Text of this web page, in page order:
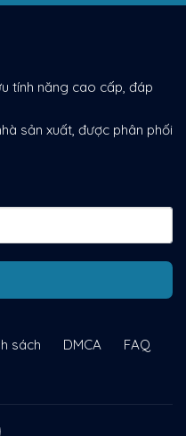
tính năng cao cấp, đáp
sản xuất, được phân phối
FAQ
DMCA
sách